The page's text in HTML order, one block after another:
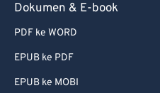
Dokumen & E-book
PDF ke WORD
EPUB ke PDF
EPUB ke MOBI